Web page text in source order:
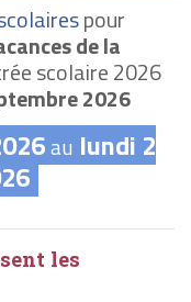
pour
de la
scolaire 2026
2026
au lundi 2
les